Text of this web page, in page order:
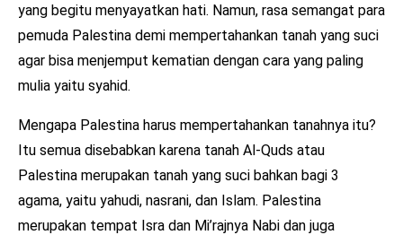
yang begitu menyayatkan hati. Namun, rasa semangat para
pemuda Palestina demi mempertahankan tanah yang suci
agar bisa menjemput kematian dengan cara yang paling
mulia yaitu syahid.
Mengapa Palestina harus mempertahankan tanahnya itu?
Itu semua disebabkan karena tanah Al-Quds atau
Palestina merupakan tanah yang suci bahkan bagi 3
agama, yaitu yahudi, nasrani, dan Islam. Palestina
merupakan tempat Isra dan Mi’rajnya Nabi dan juga